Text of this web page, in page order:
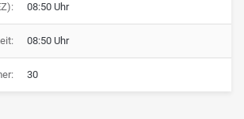
08:50 Uhr
08:50 Uhr
30